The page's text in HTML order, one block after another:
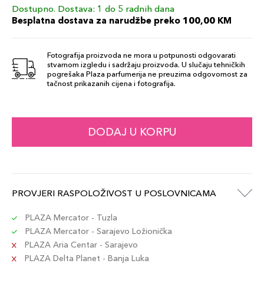
19 Turchese
Šifra artikla
53,00 KM
20 Verde
Smeraldo
24 Verde Bosco 53,00 KM
Chiaro
Šifra artikla
8017834066111
Dostupno. Dostava: 1 do 5 radnih dana
Besplatna dostava za narudžbe preko 100,00 KM
Fotografija proizvoda ne mora u potpunosti odgovarati
stvarnom izgledu i sadržaju proizvoda. U slučaju tehničkih
pogrešaka Plaza parfumerija ne preuzima odgovornost za
tačnost prikazanih cijena i fotografija.
DODAJ U KORPU
PROVJERI RASPOLOŽIVOST U POSLOVNICAMA
PLAZA Mercator - Tuzla
PLAZA Mercator - Sarajevo Ložionička
PLAZA Aria Centar - Sarajevo
PLAZA Delta Planet - Banja Luka